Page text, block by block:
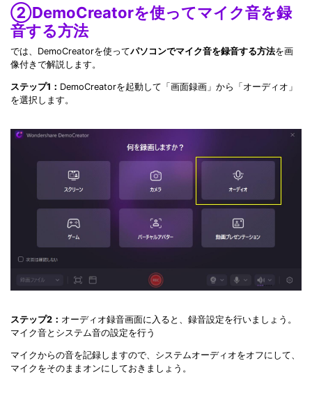
②DemoCreatorを使ってマイク音を録
音する方法
では、DemoCreatorを使ってパソコンでマイク音を録音する方法を画
像付きで解説します。
ステップ1： DemoCreatorを起動して「画面録画」から「オーディオ」
を選択します。
ステップ2： オーディオ録音画面に入ると、録音設定を行いましょう。
マイク音とシステム音の設定を行う
マイクからの音を記録しますので、システムオーディオをオフにして、
マイクをそのままオンにしておきましょう。